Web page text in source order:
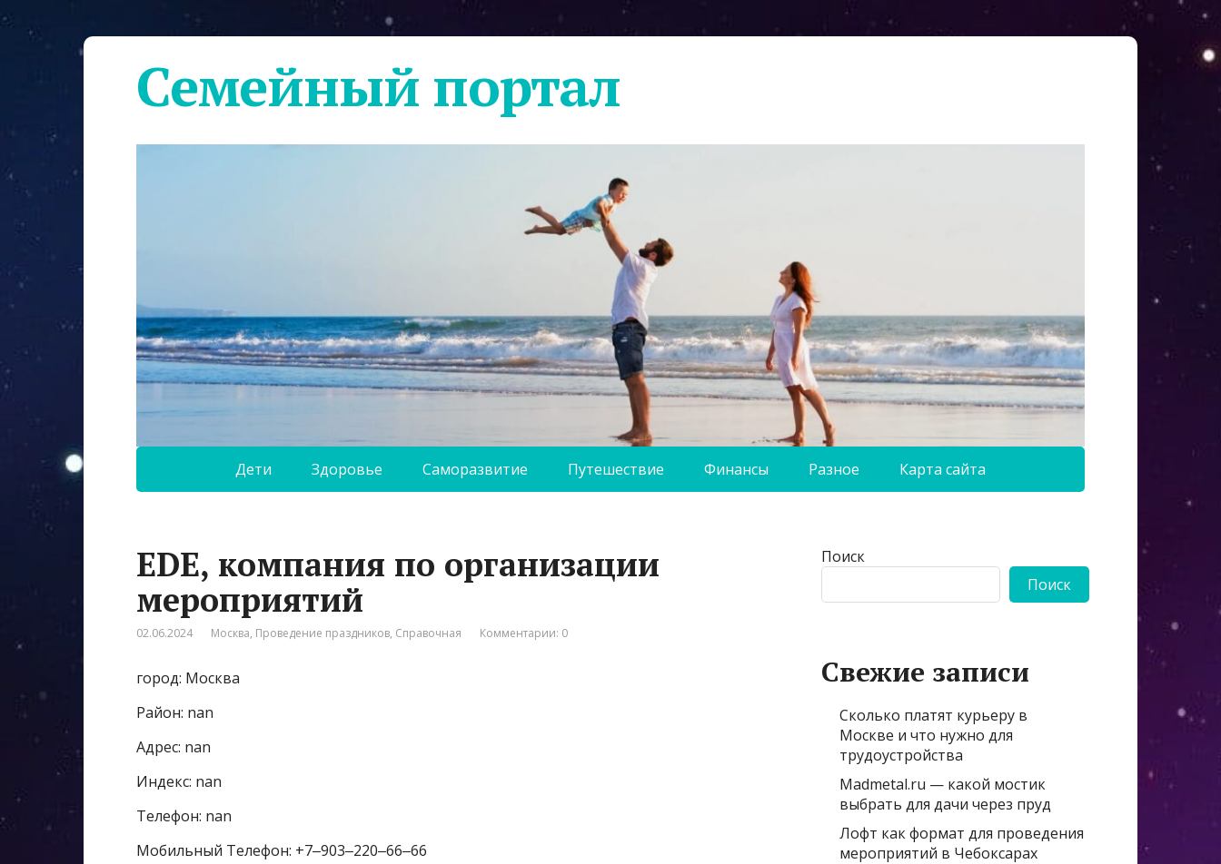
Семейный портал
Дети Здоровье Саморазвитие Путешествие Финансы Разное Карта сайта
EDE, компания по организации
мероприятий
02.06.2024 Москва, Проведение праздников, Справочная Комментарии: 0
город: Москва
Район: nan
Адрес: nan
Индекс: nan
Телефон: nan
Мобильный Телефон: +7‒903‒220‒66‒66
Поиск
Поиск
Свежие записи
Сколько платят курьеру в
Москве и что нужно для
трудоустройства
Madmetal.ru — какой мостик
выбрать для дачи через пруд
Лофт как формат для проведения
мероприятий в Чебоксарах